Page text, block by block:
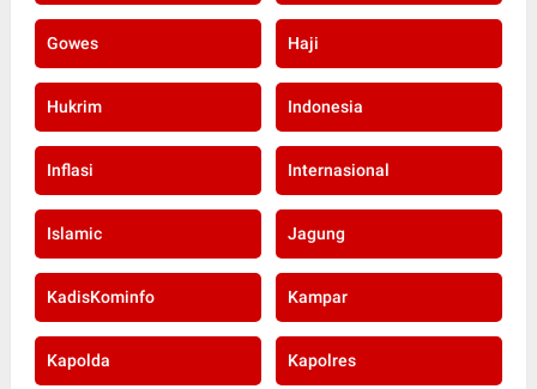
Gowes Haji
Hukrim Indonesia
Inflasi Internasional
Islamic Jagung
KadisKominfo Kampar
Kapolda Kapolres